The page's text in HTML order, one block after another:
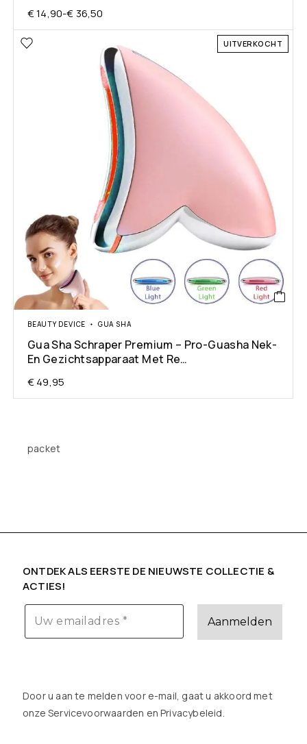
€14,90-€36,50
UITVERKOCHT
BEAUTY DEVICE GUA SHA
Gua Sha Schraper Premium – Pro-Guasha Nek-
En Gezichtsapparaat Met Re…
€49,95
packet
ONTDEK ALS EERSTE DE NIEUWSTE COLLECTIE &
ACTIES!
Door u aan te melden voor e-mail, gaat u akkoord met
onze Servicevoorwaarden enPrivacybeleid.